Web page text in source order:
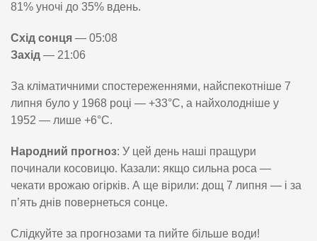
81% уночі до 35% вдень.
Схід сонця — 05:08
Захід — 21:06
За кліматичними спостереженнями, найспекотніше 7
липня було у 1968 році — +33°C, а найхолодніше у
1952 — лише +6°C.
Народний прогноз: У цей день наші пращури
починали косовицю. Казали: якщо сильна роса —
чекати врожаю огірків. А ще вірили: дощ 7 липня — і за
п’ять днів повернеться сонце.
Слідкуйте за прогнозами та пийте більше води!